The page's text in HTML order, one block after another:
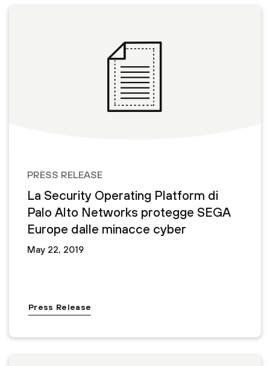
PRESS RELEASE
La Security Operating Platform di
Palo Alto Networks protegge SEGA
Europe dalle minacce cyber
May 22, 2019
Press Release